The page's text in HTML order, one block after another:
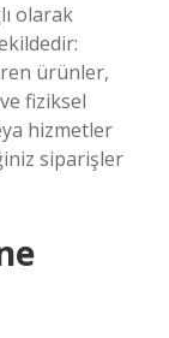
olarak
ürünler,
fiziksel
hizmetler
siparişler